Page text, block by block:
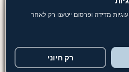
לבניין משותף, מבני משרדים
לובי, מעליות, חניון, מרחבים
מוגנים ושטחים משותפים. עלות
ניקיון שוטף לבניין מגורים
עוגיות מדידה ופרסום ייטענו רק לאחר
רק חיוני